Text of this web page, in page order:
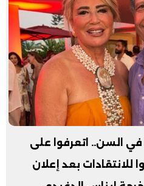
السن.. اتعرفوا على
بعد إعلان